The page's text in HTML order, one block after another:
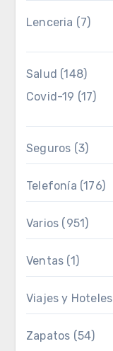
Lenceria (7)
Salud (148)
Covid-19 (17)
Seguros (3)
Telefonía (176)
Varios (951)
Ventas (1)
Viajes y Hoteles
Zapatos (54)